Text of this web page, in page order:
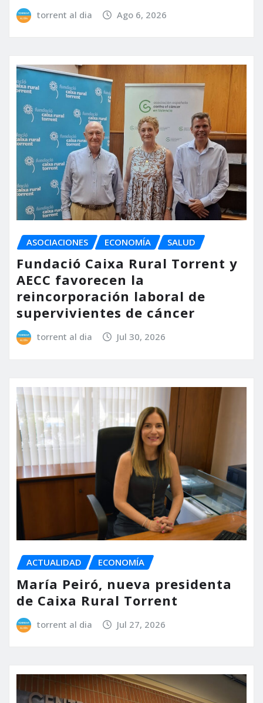
torrent al dia Ago 6, 2026
ASOCIACIONES ECONOMÍA SALUD
Fundació Caixa Rural Torrent y
AECC favorecen la
reincorporación laboral de
supervivientes de cáncer
torrent al dia Jul 30, 2026
ACTUALIDAD ECONOMÍA
María Peiró, nueva presidenta
de Caixa Rural Torrent
torrent al dia Jul 27, 2026